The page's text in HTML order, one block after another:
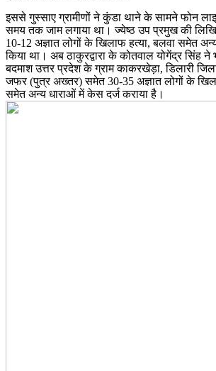
इससे गुस्साए ग्रामीणों ने कुंडा थाने के सामने फोन
समय तक जाम लगाया था। ज्येष्ठ उप प्रमुख की
10-12 अज्ञात लोगों के खिलाफ हत्या, बलवा समेत
किया था। अब ठाकुरद्वारा के कोतवाल योगेंद्र सिंह ने
बदमाश उत्तर प्रदेश के ग्राम काकरखेड़ा, डिलारी जिला
जफर (पुत्र अख्तर) समेत 30-35 अज्ञात लोगों के
समेत अन्य धाराओं में केस दर्ज कराया है।